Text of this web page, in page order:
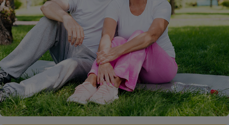
Privat Transfer
FAQ